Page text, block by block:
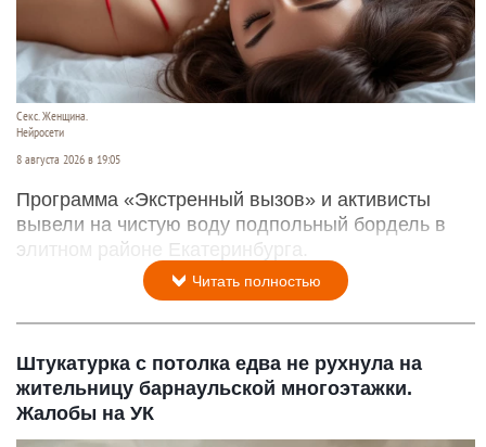
Секс. Женщина.
Нейросети
8 августа 2026 в 19:05
Программа «Экстренный вызов» и активисты
вывели на чистую воду подпольный бордель в
элитном районе Екатеринбурга.
Читать полностью
Штукатурка с потолка едва не рухнула на
жительницу барнаульской многоэтажки.
Жалобы на УК